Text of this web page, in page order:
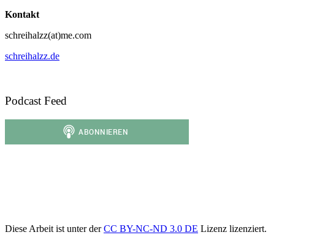
Kontakt
schreihalzz(at)me.com
schreihalzz.de
Podcast Feed
Diese Arbeit ist unter derCC BY-NC-ND 3.0 DE Lizenz lizenziert.